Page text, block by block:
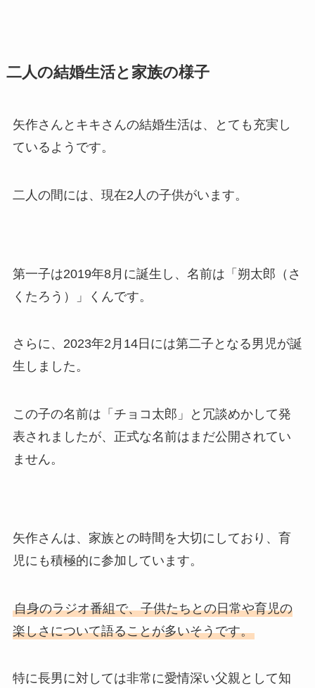
二人の結婚生活と家族の様子
矢作さんとキキさんの結婚生活は、とても充実し
ているようです。
二人の間には、現在2人の子供がいます。
第一子は2019年8月に誕生し、名前は「朔太郎（さ
くたろう）」くんです。
さらに、2023年2月14日には第二子となる男児が誕
生しました。
この子の名前は「チョコ太郎」と冗談めかして発
表されましたが、正式な名前はまだ公開されてい
ません。
矢作さんは、家族との時間を大切にしており、育
児にも積極的に参加しています。
自身のラジオ番組で、子供たちとの日常や育児の
楽しさについて語ることが多いそうです。
特に長男に対しては非常に愛情深い父親として知